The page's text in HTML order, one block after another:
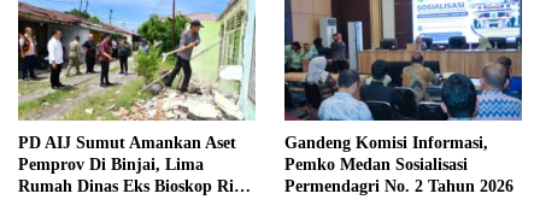
PD AIJ Sumut Amankan Aset
Pemprov Di Binjai, Lima
Rumah Dinas Eks Bioskop Ria
Gandeng Komisi Informasi,
Pemko Medan Sosialisasi
Permendagri No. 2 Tahun 2026